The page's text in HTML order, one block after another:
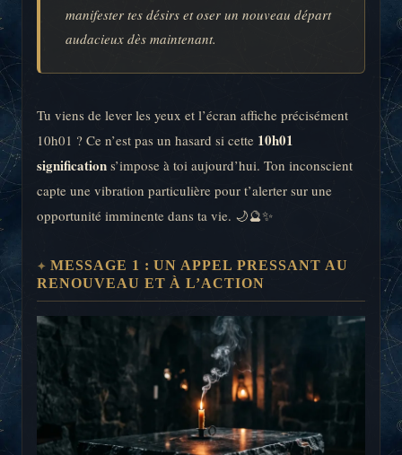
manifester tes désirs et oser un nouveau départ
audacieux dès maintenant.
Tu viens de lever les yeux et l’écran affiche précisément
10h01 ? Ce n’est pas un hasard si cette 10h01
signification s’impose à toi aujourd’hui. Ton inconscient
capte une vibration particulière pour t’alerter sur une
opportunité imminente dans ta vie. 🌙🔮✨
MESSAGE 1 : UN APPEL PRESSANT AU
RENOUVEAU ET À L’ACTION